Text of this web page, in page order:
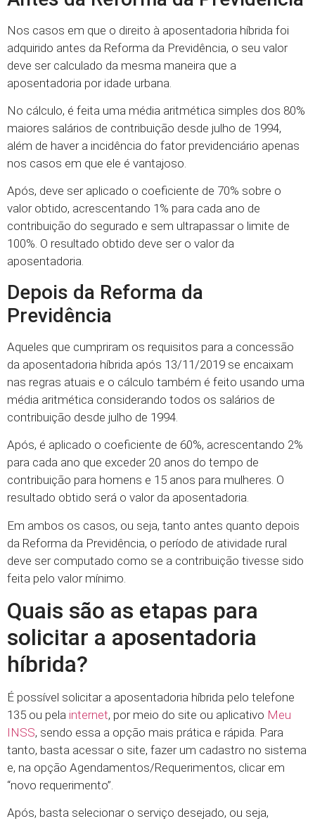
Nos casos em que o direito à aposentadoria híbrida foi
adquirido antes da Reforma da Previdência, o seu valor
deve ser calculado da mesma maneira que a
aposentadoria por idade urbana.
No cálculo, é feita uma média aritmética simples dos 80%
maiores salários de contribuição desde julho de 1994,
além de haver a incidência do fator previdenciário apenas
nos casos em que ele é vantajoso.
Após, deve ser aplicado o coeficiente de 70% sobre o
valor obtido, acrescentando 1% para cada ano de
contribuição do segurado e sem ultrapassar o limite de
100%. O resultado obtido deve ser o valor da
aposentadoria.
Depois da Reforma da
Previdência
Aqueles que cumpriram os requisitos para a concessão
da aposentadoria híbrida após 13/11/2019 se encaixam
nas regras atuais e o cálculo também é feito usando uma
média aritmética considerando todos os salários de
contribuição desde julho de 1994.
Após, é aplicado o coeficiente de 60%, acrescentando 2%
para cada ano que exceder 20 anos do tempo de
contribuição para homens e 15 anos para mulheres. O
resultado obtido será o valor da aposentadoria.
Em ambos os casos, ou seja, tanto antes quanto depois
da Reforma da Previdência, o período de atividade rural
deve ser computado como se a contribuição tivesse sido
feita pelo valor mínimo.
Quais são as etapas para
solicitar a aposentadoria
híbrida?
É possível solicitar a aposentadoria híbrida pelo telefone
135 ou pela internet, por meio do site ou aplicativo Meu
INSS, sendo essa a opção mais prática e rápida. Para
tanto, basta acessar o site, fazer um cadastro no sistema
e, na opção Agendamentos/Requerimentos, clicar em
“novo requerimento”.
Após, basta selecionar o serviço desejado, ou seja,